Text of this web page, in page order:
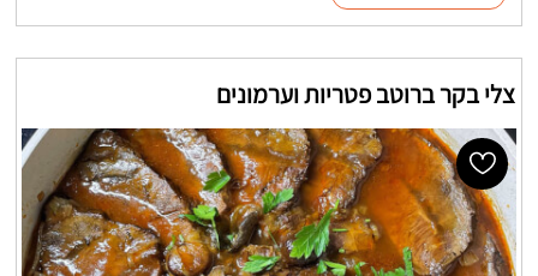
צלי בקר ברוטב פטריות וערמונים